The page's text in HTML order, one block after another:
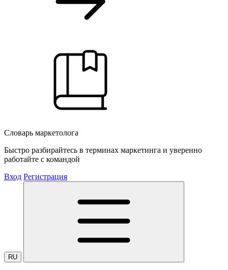
Словарь маркетолога
Быстро разбирайтесь в терминах маркетинга и уверенно
работайте с командой
Вход Регистрация
RU